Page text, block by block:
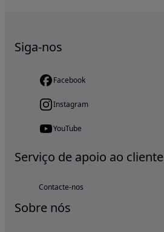
Siga-nos
Facebook
Instagram
YouTube
Serviço de apoio ao cliente
Contacte-nos
Sobre nós